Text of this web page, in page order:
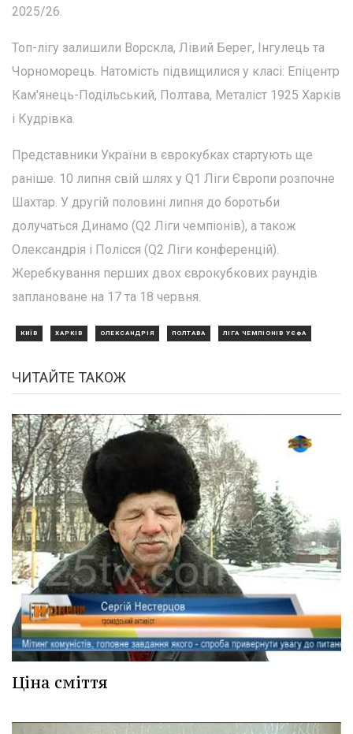
2025/26.
Топ-лігу залишили Ворскла, Лівий Берег, Інгулець та
Чорноморець. Натомість підвищилися у класі: Епіцентр
Кам'янець-Подільський, Полтава, Металіст 1925 Харків
і Кудрівка.
Представники України в єврокубках стартують ще
раніше. 10 липня свій шлях у Q1 Ліги Європи розпочне
Шахтар. У другій половині липня до боротьби
долучаться Динамо (Q2 Ліги чемпіонів), а також
Олександрія і Полісся (Q2 Ліги конференцій).
Жеребкування перших двох єврокубкових раундів
заплановане на 17 та 18 червня.
КИЇВ ХАРКІВ ОЛЕКСАНДРІЯ ПОЛТАВА ЛІГА ЧЕМПІОНІВ УЄФА
ЧИТАЙТЕ ТАКОЖ
Ціна сміття